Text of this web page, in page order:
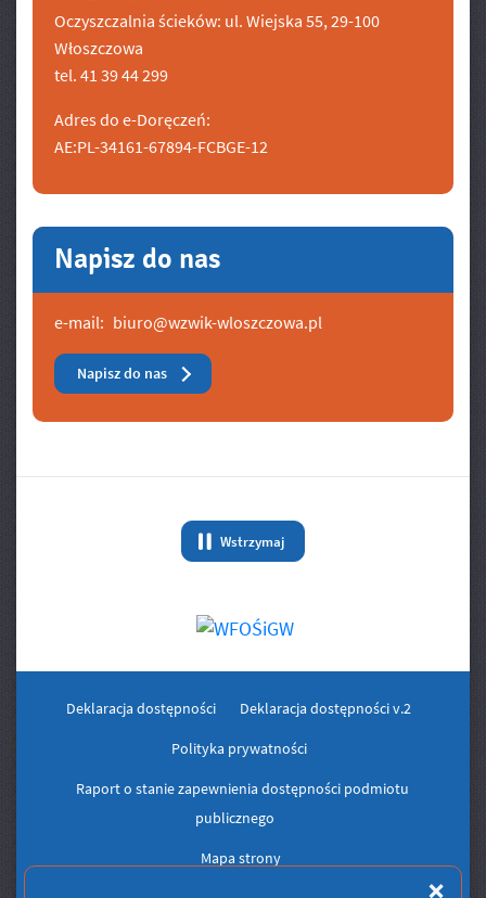
Oczyszczalnia ścieków: ul. Wiejska 55, 29-100
Włoszczowa
tel. 41 39 44 299
Adres do e-Doręczeń:
AE:PL-34161-67894-FCBGE-12
Napisz do nas
e-mail: biuro@wzwik-wloszczowa.pl
Napisz do nas
Wstrzymaj
animację Banery/Logo
Deklaracja dostępności Deklaracja dostępności v.2
Polityka prywatności
Raport o stanie zapewnienia dostępności podmiotu
publicznego
Mapa strony